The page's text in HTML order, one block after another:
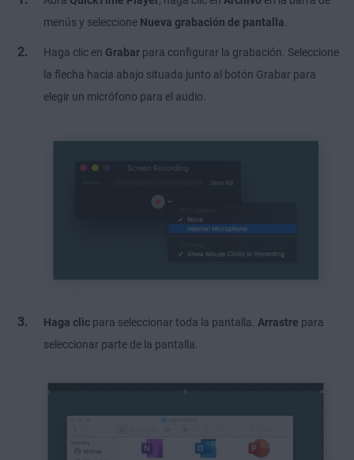
menús y seleccione Nueva grabación de pantalla
Haga clic en Grabar para configurar la grabación. Seleccione
la flecha hacia abajo situada junto al botón Grabar para
elegir un micrófono para el audio.
Haga clic para seleccionar toda la pantalla. Arrastre para
seleccionar parte de la pantalla.